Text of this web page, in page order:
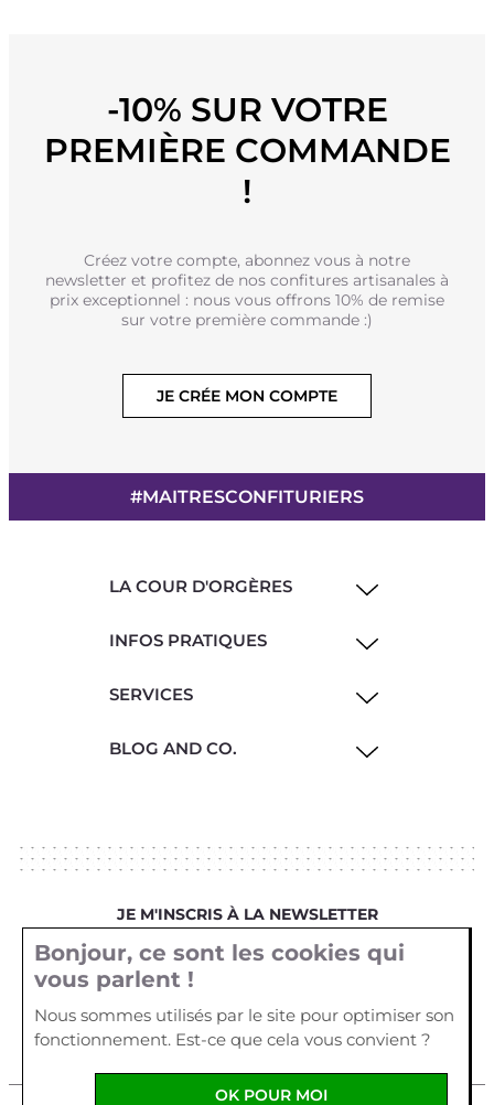
-10% SUR VOTRE
PREMIÈRE COMMANDE
!
Créez votre compte, abonnez vous à notre
newsletter et profitez de nos confitures artisanales à
prix exceptionnel : nous vous offrons 10% de remise
sur votre première commande :)
JE CRÉE MON COMPTE
#MAITRESCONFITURIERS
LA COUR D'ORGÈRES
INFOS PRATIQUES
SERVICES
BLOG AND CO.
JE M'INSCRIS À LA NEWSLETTER
Votre email
Bonjour, ce sont les cookies qui
vous parlent !
Nous sommes utilisés par le site pour optimiser son
fonctionnement. Est-ce que cela vous convient ?
OK POUR MOI